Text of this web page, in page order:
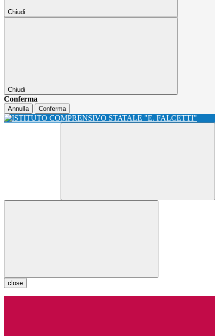
Chiudi
Chiudi
Conferma
Annulla Conferma
close